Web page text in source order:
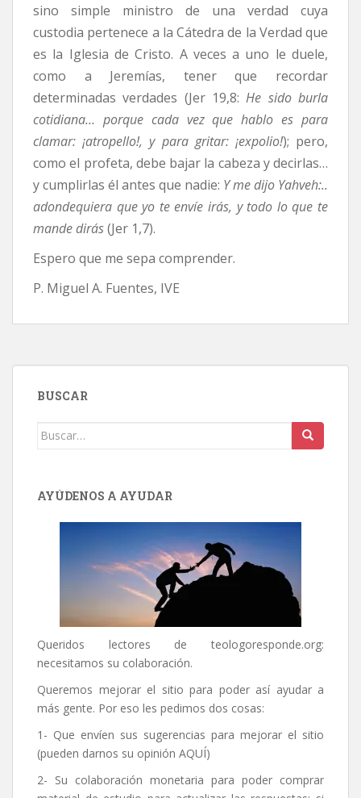
sino simple ministro de una verdad cuya
custodia pertenece a la Cátedra de la Verdad que
es la Iglesia de Cristo. A veces a uno le duele,
como a Jeremías, tener que recordar
determinadas verdades (Jer 19,8:He sido burla
cotidiana… porque cada vez que hablo es para
clamar: ¡atropello!, y para gritar: ¡expolio!); pero,
como el profeta, debe bajar la cabeza y decirlas…
y cumplirlas él antes que nadie: Y me dijo Yahveh:..
adondequiera que yo te envíe irás, y todo lo que te
mande dirás(Jer 1,7).
Espero que me sepa comprender.
P. Miguel A. Fuentes, IVE
BUSCAR
Buscar:
AYÚDENOS A AYUDAR
Queridos lectores de teologoresponde.org:
necesitamos su colaboración.
Queremos mejorar el sitio para poder así ayudar a
más gente. Por eso les pedimos dos cosas:
1- Que envíen sus sugerencias para mejorar el sitio
(pueden darnos su opinión AQUÍ)
2- Su colaboración monetaria para poder comprar